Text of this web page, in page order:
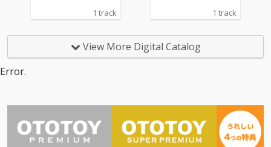
1 track 1 track
View More Digital Catalog
Error.